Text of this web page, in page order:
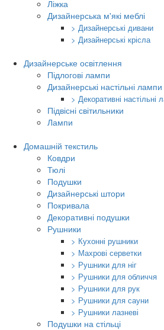
Ліжка
Дизайнерська м'які меблі
> Дизайнерські дивани
> Дизайнерські крісла
Дизайнерське освітлення
Підлогові лампи
Дизайнерські настільні лампи
> Декоративні настільні
Підвісні світильники
Лампи
Домашній текстиль
Ковдри
Тюлі
Подушки
Дизайнерські штори
Покривала
Декоративні подушки
Рушники
> Кухонні рушники
> Махрові серветки
> Рушники для ніг
> Рушники для обличчя
> Рушники для рук
> Рушники для сауни
> Рушники лазневі
Подушки на стільці